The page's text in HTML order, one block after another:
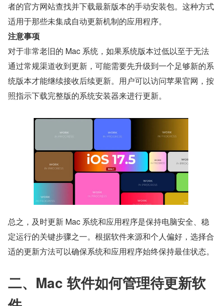
者的官方网站查找并下载最新版本的手动安装包。这种方式
适用于那些未集成自动更新机制的应用程序。
注意事项
对于非常老旧的 Mac 系统，如果系统版本过低以至于无法
通过常规渠道收到更新，可能需要先升级到一个足够新的系
统版本才能继续接收后续更新。用户可以访问苹果官网，按
照指示下载完整版的系统安装器来进行更新。
总之，及时更新 Mac 系统和应用程序是保持电脑安全、稳
定运行的关键步骤之一。根据软件来源和个人偏好，选择合
适的更新方法可以确保系统和应用程序始终保持最佳状态。
二、Mac 软件如何管理待更新软